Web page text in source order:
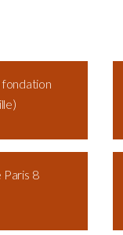
fondation
8